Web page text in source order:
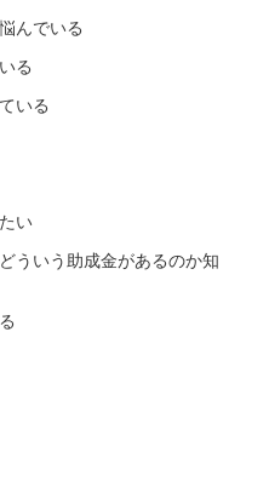
んでいる
る
いる
い
ういう助成金があるのか知